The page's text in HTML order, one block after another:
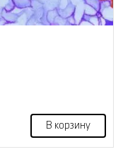
В корзину